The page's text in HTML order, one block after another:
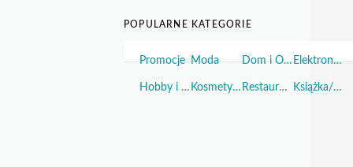
POPULARNE KATEGORIE
Promocje Moda Dom i Ogród Elektronika
Hobby i Sport Kosmetyki i Perfumy Restauracje i Żywność Książka/Muzyka/Film